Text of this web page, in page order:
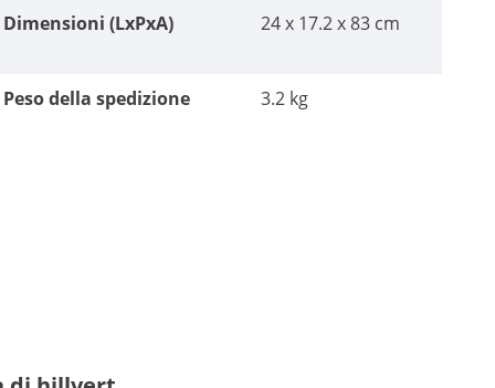
Dimensioni (LxPxA)
24 x 17.2 x 83 cm
Peso della spedizione 3.2 kg